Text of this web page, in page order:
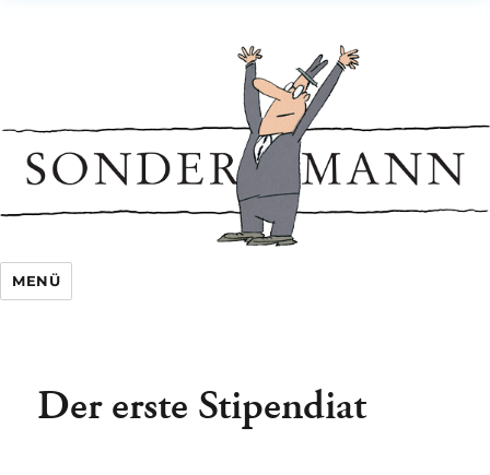
Tage
Sondermann e.V.
MENÜ
Der erste Stipendiat